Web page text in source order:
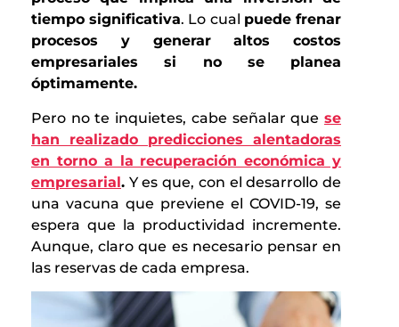
tiempo significativa. Lo cual puede frenar
procesos y generar altos costos
empresariales si no se planea
óptimamente.
Pero no te inquietes, cabe señalar que se
han realizado predicciones alentadoras
en torno a la recuperación económica y
empresarial. Y es que, con el desarrollo de
una vacuna que previene el COVID-19, se
espera que la productividad incremente.
Aunque, claro que es necesario pensar en
las reservas de cada empresa.